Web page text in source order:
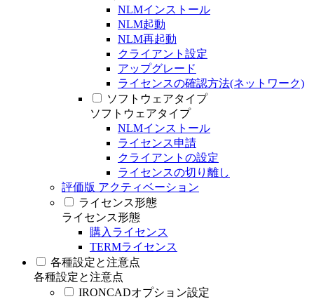
NLMインストール
NLM起動
NLM再起動
クライアント設定
アップグレード
ライセンスの確認方法(ネットワーク)
ソフトウェアタイプ
ソフトウェアタイプ
NLMインストール
ライセンス申請
クライアントの設定
ライセンスの切り離し
評価版 アクティベーション
ライセンス形態
ライセンス形態
購入ライセンス
TERMライセンス
各種設定と注意点
各種設定と注意点
IRONCADオプション設定